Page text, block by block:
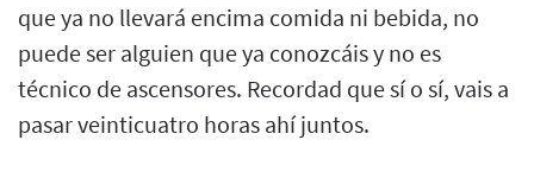
que ya no llevará encima comida ni bebida, no
puede ser alguien que ya conozcáis y no es
técnico de ascensores. Recordad que sí o sí, vais a
pasar veinticuatro horas ahí juntos.